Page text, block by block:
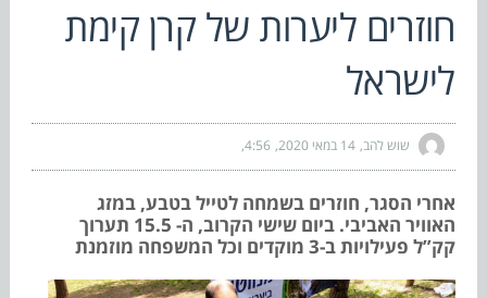
חוזרים ליערות של קרן קימת
לישראל
שוש להב 14 במאי 2020 4:56
אחרי הסגר, חוזרים בשמחה לטייל בטבע, במזג
האוויר האביבי. ביום שישי הקרוב, ה- 15.5 תערוך
קק”ל פעילויות ב-3 מוקדים וכל המשפחה מוזמנת